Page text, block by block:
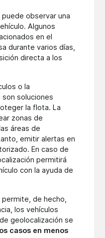
observar una
Algunos
en el
durante varios días,
directa a los
o la
son soluciones
la flota. La
zonas de
áreas de
emitir alertas en
En caso de
permitirá
con la ayuda de
de hecho,
los vehículos
geolocalización se
casos en menos